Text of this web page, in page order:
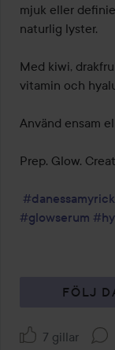
mjuk eller
naturlig lyster.
Med kiwi,
vitamin och
Använd ensam
Prep. Glow.
#glowserum
FÖLJ
7 gillar